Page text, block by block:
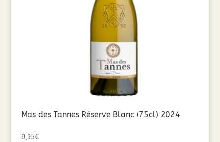
Mas des Tannes Réserve Blanc (75cl) 2024
9,95€